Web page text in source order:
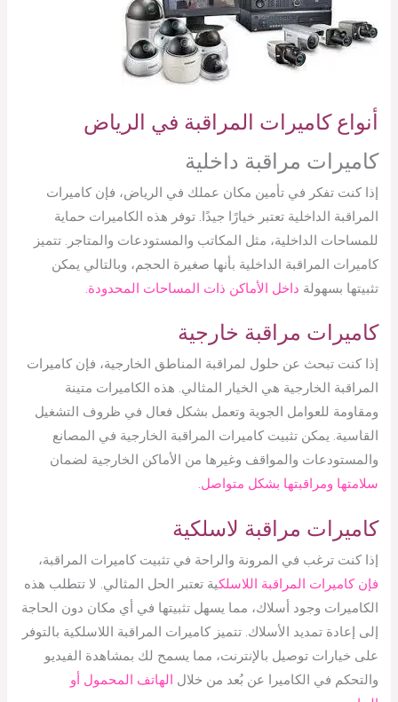
أنواع كاميرات المراقبة في الرياض
كاميرات مراقبة داخلية
إذا كنت تفكر في تأمين مكان عملك في الرياض، فإن كاميرات
المراقبة الداخلية تعتبر خيارًا جيدًا. توفر هذه الكاميرات حماية
للمساحات الداخلية، مثل المكاتب والمستودعات والمتاجر. تتميز
كاميرات المراقبة الداخلية بأنها صغيرة الحجم، وبالتالي يمكن
تثبيتها بسهولة داخل الأماكن ذات المساحات المحدودة.
كاميرات مراقبة خارجية
إذا كنت تبحث عن حلول لمراقبة المناطق الخارجية، فإن كاميرات
المراقبة الخارجية هي الخيار المثالي. هذه الكاميرات متينة
ومقاومة للعوامل الجوية وتعمل بشكل فعال في ظروف التشغيل
القاسية. يمكن تثبيت كاميرات المراقبة الخارجية في المصانع
والمستودعات والمواقف وغيرها من الأماكن الخارجية لضمان
سلامتها ومراقبتها بشكل متواصل.
كاميرات مراقبة لاسلكية
إذا كنت ترغب في المرونة والراحة في تثبيت كاميرات المراقبة،
فإن كاميرات المراقبة اللاسلكية تعتبر الحل المثالي. لا تتطلب هذه
الكاميرات وجود أسلاك، مما يسهل تثبيتها في أي مكان دون الحاجة
إلى إعادة تمديد الأسلاك. تتميز كاميرات المراقبة اللاسلكية بالتوفر
على خيارات توصيل بالإنترنت، مما يسمح لك بمشاهدة الفيديو
والتحكم في الكاميرا عن بُعد من خلال الهاتف المحمول أو